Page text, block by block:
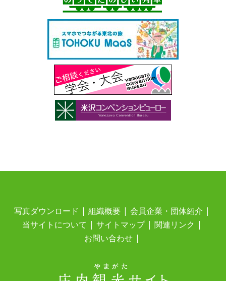
写真ダウンロード 組織概要
会員企業・団体紹介
当サイトについて
サイトマップ
関連リンク
お問い合わせ